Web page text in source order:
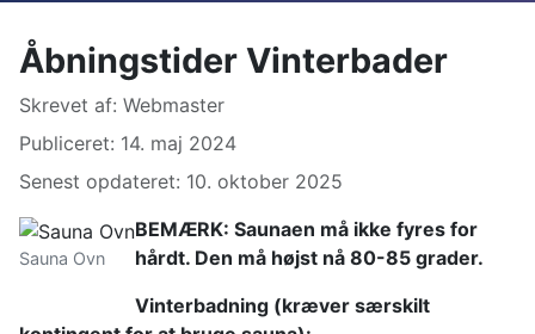
Åbningstider Vinterbader
Detaljer
Skrevet af: Webmaster
Publiceret: 14. maj 2024
Senest opdateret: 10. oktober 2025
Sauna Ovn
BEMÆRK: Saunaen må ikke fyres for
hårdt. Den må højst nå 80-85 grader.
Vinterbadning (kræver særskilt